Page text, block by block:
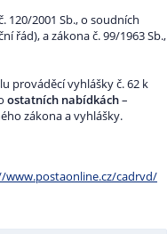
120/2001 Sb., o soudních
řád), a zákona č. 99/1963 Sb.,
prováděcí vyhlášky č. 62 k
ostatních nabídkách–
zákona a vyhlášky.
www.postaonline.cz/cadrvd/